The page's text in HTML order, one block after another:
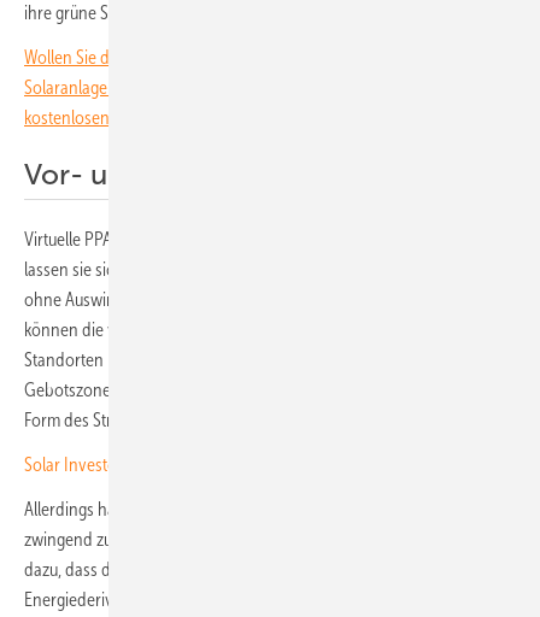
ihre grüne Stromversorgung nach.
Wollen Sie die neuesten Entwicklungen rund um die Investition in Ihre
Solaranlagen immer im Blick behalten? Dann abonnieren Sie unseren
kostenlosen Investoren-Newsletter.
Vor- und Nachteile der virtuellen PPA
Virtuelle PPA bieten Vor- und Nachteile für die Energielieferung. So
lassen sie sich unkompliziert in bestehende Stromlieferverträge und
ohne Auswirkungen auf Bilanzkreise einbetten. Auf diese Weise
können die verbrauchenden Unternehmen den Strom aus mehreren
Standorten beziehen. Das funktioniert auch über verschiedene
Gebotszonen und Netze hinweg. In einem virtuellen PPA kann diese
Form des Strombezugs dennoch in einen einzigen Vertrag einfließen.
Solar Investors Guide: Speichersysteme für die Wirtschaft
Allerdings haben die Stromproduzenten keine Pflicht, den Strom
zwingend zu liefern. Schließlich dient das Netz als Puffer. Dies führe
dazu, dass die virtuellen PPA im Regelfall regulatorisch als
Energiederivat oder Finanzinstrument einzustufen seien, erklären die